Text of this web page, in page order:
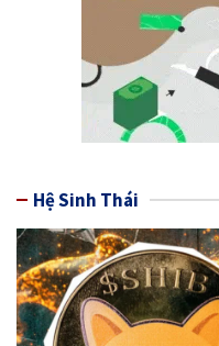
Hệ Sinh Thái